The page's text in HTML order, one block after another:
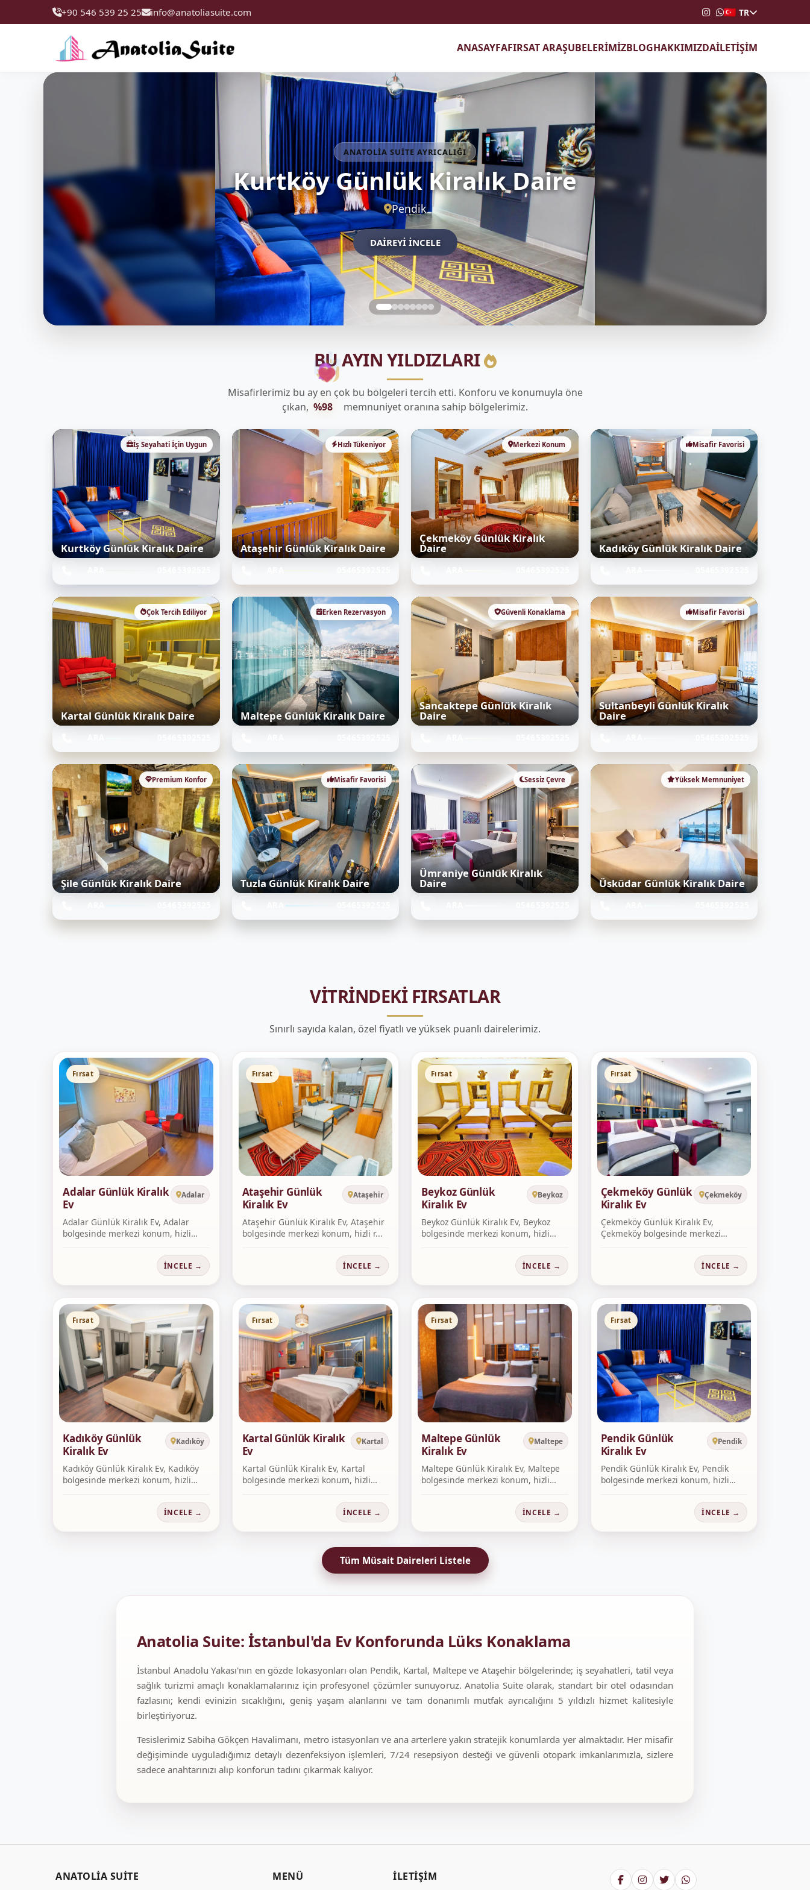
+90 546 539 25 25 info@anatoliasuite.com TR
ANASAYFAFIRSAT ARAŞUBELERİMİZBLOGHAKKIMIZDAİLETİŞİM
Anatolia Suite Gunluk Kiralik Daire ve Otel Secenekleri
ANATOLIA SUITE AYRICALIĞI
Ataşehir Günlük Kiralık Daire
Ataşehir
DAİREYİ İNCELE
BU AYIN YILDIZLARI
Misafirlerimiz bu ay en çok bu bölgeleri tercih etti. Konforu ve konumuyla öne
çıkan, %98 memnuniyet oranına sahip bölgelerimiz.
İş Seyahati İçin Uygun
Kurtköy Günlük Kiralık Daire
Hızlı Tükeniyor
Ataşehir Günlük Kiralık Daire
Merkezi Konum
Çekmeköy Günlük Kiralık
Daire
Misafir Favorisi
Kadıköy Günlük Kiralık Daire
Çok Tercih Ediliyor
Kartal Günlük Kiralık Daire
Erken Rezervasyon
Maltepe Günlük Kiralık Daire
Güvenli Konaklama
Sancaktepe Günlük Kiralık
Daire
Misafir Favorisi
Sultanbeyli Günlük Kiralık
Daire
Premium Konfor
Şile Günlük Kiralık Daire
Misafir Favorisi
Tuzla Günlük Kiralık Daire
Sessiz Çevre
Ümraniye Günlük Kiralık
Daire
Yüksek Memnuniyet
Üsküdar Günlük Kiralık Daire
VITRINDEKI FIRSATLAR
Sınırlı sayıda kalan, özel fiyatlı ve yüksek puanlı dairelerimiz.
Fırsat
Adalar Günlük Kiralık
Ev
Adalar
Adalar Günlük Kiralık Ev, Adalar
bolgesinde merkezi konum, hizli
İNCELE →
Fırsat
Ataşehir Günlük
Kiralık Ev
Ataşehir
Ataşehir Günlük Kiralık Ev, Ataşehir
bolgesinde merkezi konum, hizli r...
İNCELE →
Fırsat
Beykoz Günlük
Kiralık Ev
Beykoz
Beykoz Günlük Kiralık Ev, Beykoz
bolgesinde merkezi konum, hizli
İNCELE →
Fırsat
Çekmeköy Günlük
Kiralık Ev
Çekmeköy
Çekmeköy Günlük Kiralık Ev,
Çekmeköy bolgesinde merkezi
İNCELE →
Fırsat
Kadıköy Günlük
Kiralık Ev
Kadıköy
Kadıköy Günlük Kiralık Ev, Kadıköy
bolgesinde merkezi konum, hizli
İNCELE →
Fırsat
Kartal Günlük Kiralık
Ev
Kartal
Kartal Günlük Kiralık Ev, Kartal
bolgesinde merkezi konum, hizli
İNCELE →
Fırsat
Maltepe Günlük
Kiralık Ev
Maltepe
Maltepe Günlük Kiralık Ev, Maltepe
bolgesinde merkezi konum, hizli
İNCELE →
Fırsat
Pendik Günlük
Kiralık Ev
Pendik
Pendik Günlük Kiralık Ev, Pendik
bolgesinde merkezi konum, hizli
İNCELE →
Tüm Müsait Daireleri Listele
Anatolia Suite: İstanbul'da Ev Konforunda Lüks Konaklama
İstanbul Anadolu Yakası'nın en gözde lokasyonları olan Pendik, Kartal, Maltepe ve Ataşehir bölgelerinde; iş seyahatleri, tatil veya
sağlık turizmi amaçlı konaklamalarınız için profesyonel çözümler sunuyoruz. Anatolia Suite olarak, standart bir otel odasından
fazlasını; kendi evinizin sıcaklığını, geniş yaşam alanlarını ve tam donanımlı mutfak ayrıcalığını 5 yıldızlı hizmet kalitesiyle
birleştiriyoruz.
Tesislerimiz Sabiha Gökçen Havalimanı, metro istasyonları ve ana arterlere yakın stratejik konumlarda yer almaktadır. Her misafir
değişiminde uyguladığımız detaylı dezenfeksiyon işlemleri, 7/24 resepsiyon desteği ve güvenli otopark imkanlarımızla, sizlere
sadece anahtarınızı alıp konforun tadını çıkarmak kalıyor.
ANATOLIA SUITE MENÜ İLETIŞIM